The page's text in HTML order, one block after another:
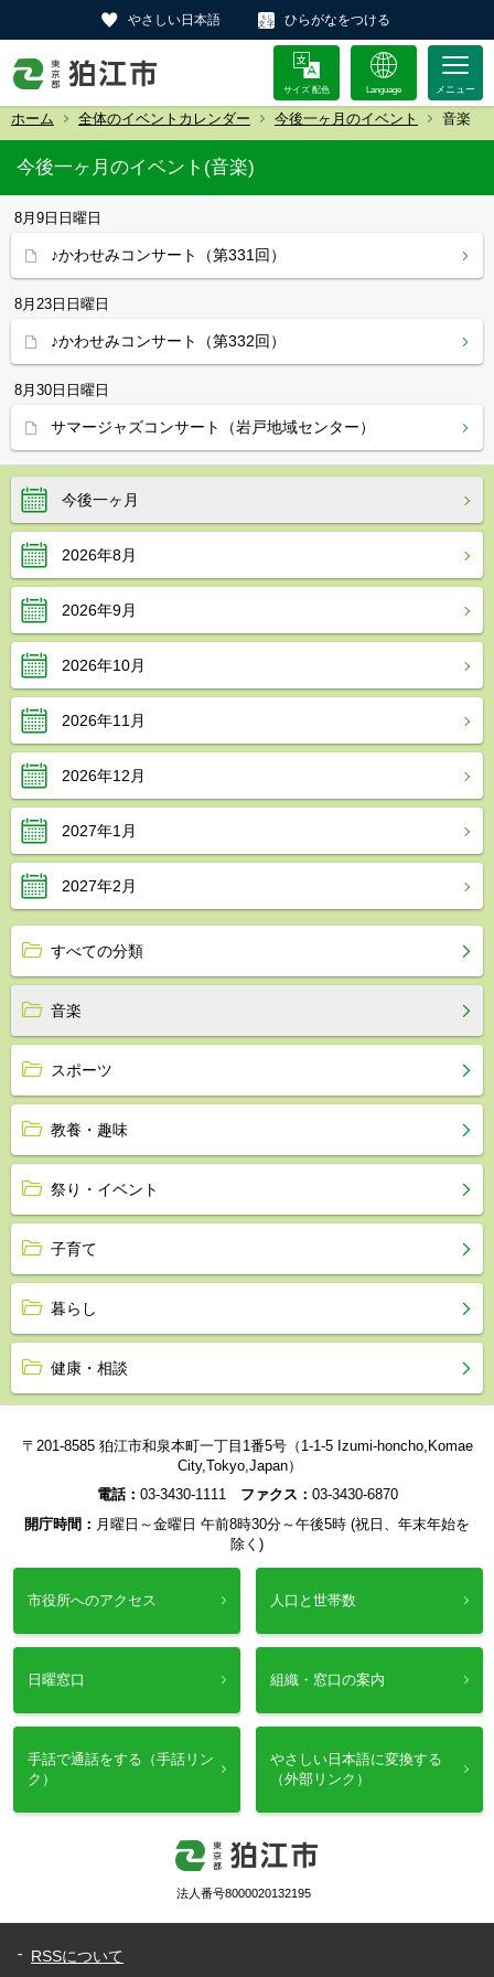
やさしい日本語 ひらがなをつける
サイズ 配色 Language
ホーム 全体のイベントカレンダー 今後一ヶ月のイベント 音楽
今後一ヶ月
2026年8月
2026年9月
2026年10月
2026年11月
2026年12月
2027年1月
2027年2月
すべての分類
音楽
スポーツ
教養・趣味
祭り・イベント
子育て
暮らし
健康・相談
今後一ヶ月のイベント(音楽)
8月9日 日曜日
♪かわせみコンサート（第331回）
8月23日 日曜日
♪かわせみコンサート（第332回）
8月30日 日曜日
サマージャズコンサート（岩戸地域センター）
〒201-8585 狛江市和泉本町一丁目1番5号（1-1-5 Izumi-honcho,Komae
City,Tokyo,Japan）
電話： 03-3430-1111 ファクス： 03-3430-6870
開庁時間： 月曜日～金曜日 午前8時30分～午後5時 (祝日、年末年始を
除く)
市役所へのアクセス 人口と世帯数
日曜窓口 組織・窓口の案内
手話で通話をする（手話リン
ク）
やさしい日本語に変換する
（外部リンク）
法人番号8000020132195
RSSについて